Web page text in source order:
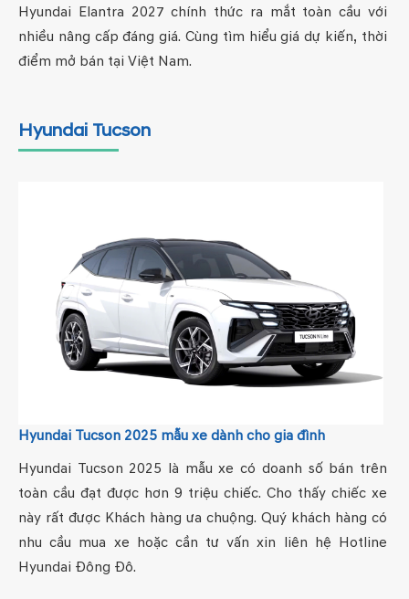
Hyundai Elantra 2027 chính thức ra mắt toàn cầu với
nhiều nâng cấp đáng giá. Cùng tìm hiểu giá dự kiến, thời
điểm mở bán tại Việt Nam.
Hyundai Tucson
Hyundai Tucson 2025 mẫu xe dành cho gia đình
Hyundai Tucson 2025 là mẫu xe có doanh số bán trên
toàn cầu đạt được hơn 9 triệu chiếc. Cho thấy chiếc xe
này rất được Khách hàng ưa chuộng. Quý khách hàng có
nhu cầu mua xe hoặc cần tư vấn xin liên hệ Hotline
Hyundai Đông Đô.